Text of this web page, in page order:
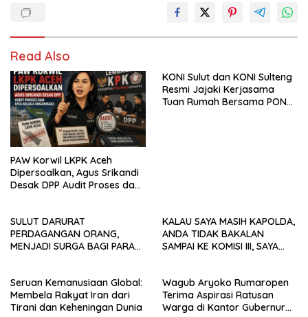
Read Also
PAW Korwil LKPK Aceh
Dipersoalkan, Agus Srikandi
Desak DPP Audit Proses dan
KONI Sulut dan KONI Sulteng
Resmi Jajaki Kerjasama
Tuan Rumah Bersama PON
SULUT DARURAT
PERDAGANGAN ORANG,
MENJADI SURGA BAGI PARA
KALAU SAYA MASIH KAPOLDA,
ANDA TIDAK BAKALAN
SAMPAI KE KOMISI III, SAYA
Seruan Kemanusiaan Global:
Membela Rakyat Iran dari
Tirani dan Keheningan Dunia
Wagub Aryoko Rumaropen
Terima Aspirasi Ratusan
Warga di Kantor Gubernur